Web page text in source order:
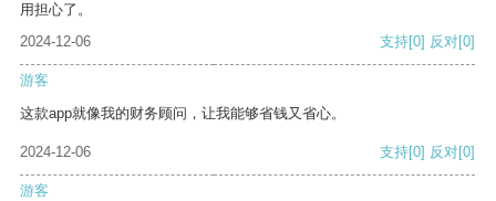
用担心了。
2024-12-06
支持[0] 反对[0]
游客
这款app就像我的财务顾问，让我能够省钱又省心。
2024-12-06 支持[0] 反对[0]
游客